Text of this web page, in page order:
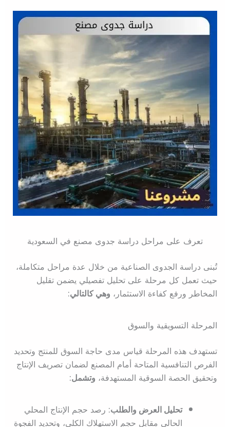
تعرف على مراحل دراسة جدوى مصنع في السعودية
تُبنى دراسة الجدوى الصناعية من خلال عدة مراحل متكاملة،
حيث تعمل كل مرحلة على تحليل تفصيلي يضمن تقليل
المخاطر ورفع كفاءة الاستثمار، وهي كالتالي:
المرحلة التسويقية والسوق
تستهدف هذه المرحلة قياس مدى حاجة السوق للمنتج وتحديد
الفرص التنافسية المتاحة أمام المصنع لضمان تصريف الإنتاج
وتحقيق الحصة السوقية المستهدفة، وتشمل:
تحليل العرض والطلب:رصد حجم الإنتاج المحلي
الحالي مقابل حجم الاستهلاك الكلي، وتحديد الفجوة